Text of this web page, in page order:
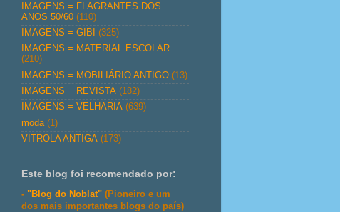
IMAGENS = FLAGRANTES DOS
ANOS 50/60 (110)
IMAGENS = GIBI
(325)
IMAGENS = MATERIAL ESCOLAR
(210)
IMAGENS = MOBILIÁRIO ANTIGO (13)
IMAGENS = REVISTA (182)
IMAGENS = VELHARIA (639)
moda (1)
VITROLA ANTIGA (173)
Este blog foi recomendado por:
- "Blog do Noblat" (Pioneiro e um
dos mais importantes blogs do país)